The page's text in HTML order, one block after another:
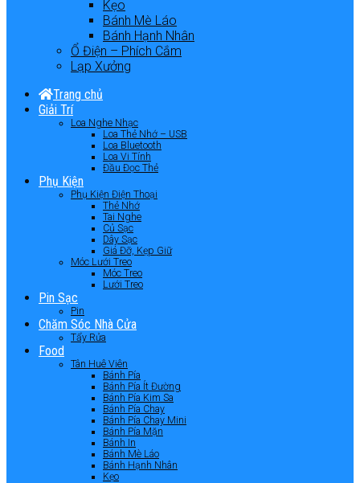
Kẹo
Bánh Mè Láo
Bánh Hạnh Nhân
Ổ Điện – Phích Cắm
Lạp Xưởng
Trang chủ
Giải Trí
Loa Nghe Nhạc
Loa Thẻ Nhớ – USB
Loa Bluetooth
Loa Vi Tính
Đầu Đọc Thẻ
Phụ Kiện
Phụ Kiện Điện Thoại
Thẻ Nhớ
Tai Nghe
Củ Sạc
Dây Sạc
Giá Đỡ, Kẹp Giữ
Móc Lưới Treo
Móc Treo
Lưới Treo
Pin Sạc
Pin
Chăm Sóc Nhà Cửa
Tẩy Rửa
Food
Tân Huê Viên
Bánh Pía
Bánh Pía Ít Đường
Bánh Pía Kim Sa
Bánh Pía Chay
Bánh Pía Chay Mini
Bánh Pía Mặn
Bánh In
Bánh Mè Láo
Bánh Hạnh Nhân
Kẹo